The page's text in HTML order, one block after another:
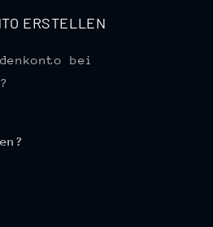
ERSTELLEN
bei